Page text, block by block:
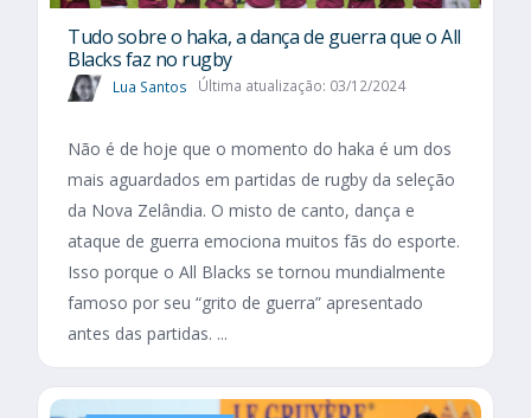
Tudo sobre o haka, a dança de guerra que o All
Blacks faz no rugby
Lua Santos Última atualização: 03/12/2024
Não é de hoje que o momento do haka é um dos
mais aguardados em partidas de rugby da seleção
da Nova Zelândia. O misto de canto, dança e
ataque de guerra emociona muitos fãs do esporte.
Isso porque o All Blacks se tornou mundialmente
famoso por seu “grito de guerra” apresentado
antes das partidas. ...